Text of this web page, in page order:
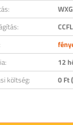
CCFL
12
költség:
0 Ft